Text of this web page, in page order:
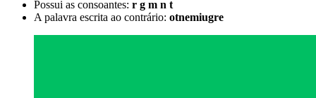
Possui as consoantes: r g m n t
A palavra escrita ao contrário: otnemiugre